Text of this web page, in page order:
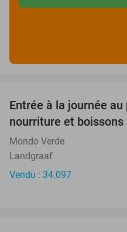
Entrée à la journée
nourriture et boissons
Mondo Verde
Landgraaf
Vendu : 34.097